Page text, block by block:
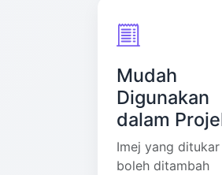
Mudah
Digunakan
dalam
Imej yang ditukar
boleh ditambah